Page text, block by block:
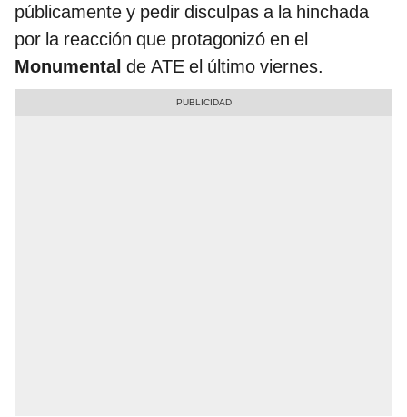
públicamente y pedir disculpas a la hinchada
por la reacción que protagonizó en el
Monumental de ATE el último viernes.